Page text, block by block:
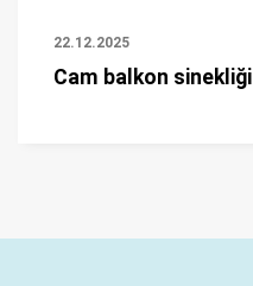
22.12.2025
Cam balkon sinekliği